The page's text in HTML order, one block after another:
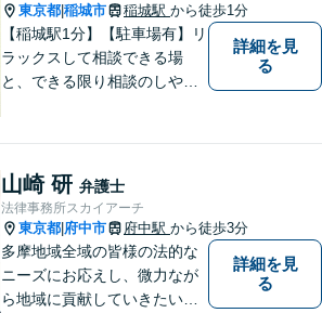
東京都 稲城市 稲城駅 から徒歩1分
【稲城駅1分】【駐車場有】リ
ラックスして相談できる場
と、できる限り相談のしやす
ください。 ご相談・ご依頼い
ただいた際には、精一杯サポ
ートいたします。
詳細を見
る
山崎 研 弁護士
法律事務所スカイアーチ
東京都 府中市 府中駅 から徒歩3分
多摩地域全域の皆様の法的な
ニーズにお応えし、微力なが
ら地域に貢献していきたいと
詳細を見
る